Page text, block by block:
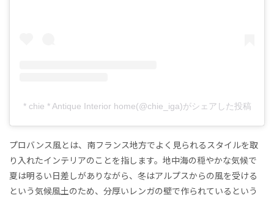
* chie * Antique Interior home(@chie_iga)がシェアした投稿
プロバンス風とは、南フランス地方でよく見られるスタイルを取
り入れたインテリアのことを指します。地中海の穏やかな気候で
夏は明るい日差しがありながら、冬はアルプスからの風を受ける
という気候風土のため、分厚いレンガの壁で作られているという